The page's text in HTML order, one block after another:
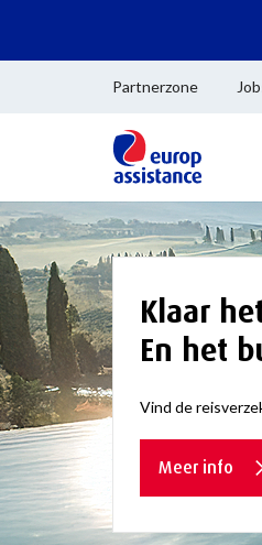
Partnerzone
Klaar
En het
Vind de
Meer info